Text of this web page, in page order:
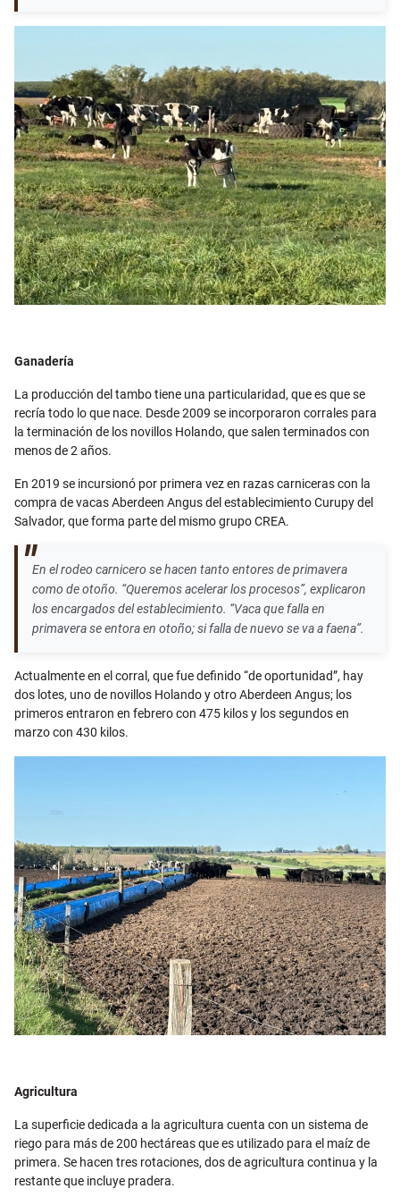
Ganadería
La producción del tambo tiene una particularidad, que es que se
recría todo lo que nace. Desde 2009 se incorporaron corrales para
la terminación de los novillos Holando, que salen terminados con
menos de 2 años.
En 2019 se incursionó por primera vez en razas carniceras con la
compra de vacas Aberdeen Angus del establecimiento Curupy del
Salvador, que forma parte del mismo grupo CREA.
En el rodeo carnicero se hacen tanto entores de primavera
como de otoño. “Queremos acelerar los procesos”, explicaron
los encargados del establecimiento. “Vaca que falla en
primavera se entora en otoño; si falla de nuevo se va a faena”.
Actualmente en el corral, que fue definido “de oportunidad”, hay
dos lotes, uno de novillos Holando y otro Aberdeen Angus; los
primeros entraron en febrero con 475 kilos y los segundos en
marzo con 430 kilos.
Agricultura
La superficie dedicada a la agricultura cuenta con un sistema de
riego para más de 200 hectáreas que es utilizado para el maíz de
primera. Se hacen tres rotaciones, dos de agricultura continua y la
restante que incluye pradera.